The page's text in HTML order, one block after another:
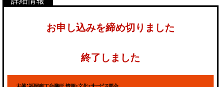
お申し込みを締め切りました
終了しました